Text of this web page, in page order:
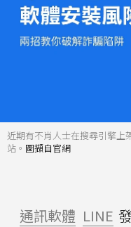
近期有不肖人士在搜尋引擎上
站。 圖擷自官網
通訊軟體 LINE